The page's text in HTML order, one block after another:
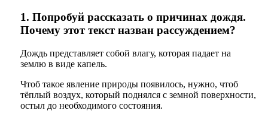
1. Попробуй рассказать о причинах дождя.
Почему этот текст назван рассуждением?
Дождь представляет собой влагу, которая падает на
землю в виде капель.
Чтоб такое явление природы появилось, нужно, чтоб
тёплый воздух, который поднялся с земной поверхности,
остыл до необходимого состояния.